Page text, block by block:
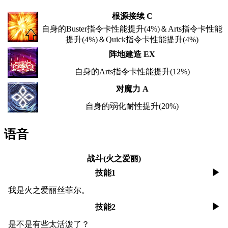
根源接续 C
自身的Buster指令卡性能提升(4%)＆Arts指令卡性能
提升(4%)＆Quick指令卡性能提升(4%)
阵地建造 EX
自身的Arts指令卡性能提升(12%)
对魔力 A
自身的弱化耐性提升(20%)
语音
战斗(火之爱丽)
技能1
我是火之爱丽丝菲尔。
技能2
是不是有些太活泼了？